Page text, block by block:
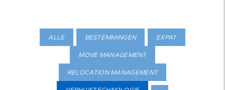
ALLE BESTEMMINGEN EXPAT
MOVE MANAGEMENT
RELOCATION MANAGEMENT